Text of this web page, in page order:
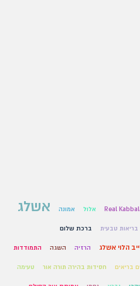
Real אלול אמונה אשלג
בריאות טבעית ברכת שלום
הלוי אשלג הרזיה השגה התמודדות
בריאים חסידות בהירה תורה אור טעימה